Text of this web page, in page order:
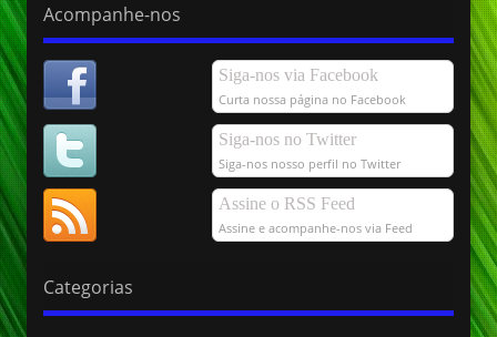
Acompanhe-nos
Siga-nos via Facebook
Curta nossa página no Facebook
Siga-nos no Twitter
Siga-nos nosso perfil no Twitter
Assine o RSS Feed
Assine e acompanhe-nos via Feed
Categorias